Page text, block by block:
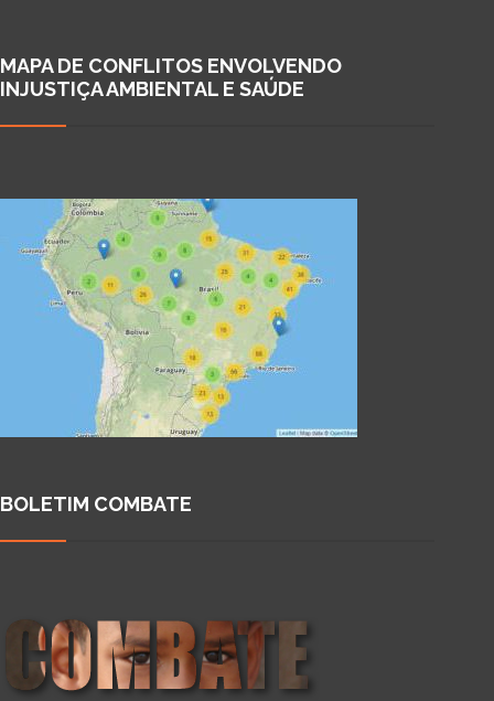
MAPA DE CONFLITOS ENVOLVENDO
INJUSTIÇA AMBIENTAL E SAÚDE
BOLETIM COMBATE